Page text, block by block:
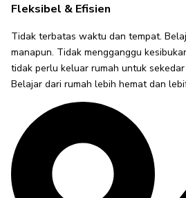
Fleksibel & Efisien
Tidak terbatas waktu dan tempat.
manapun. Tidak mengganggu
tidak perlu keluar rumah untuk
Belajar dari rumah lebih hemat dan